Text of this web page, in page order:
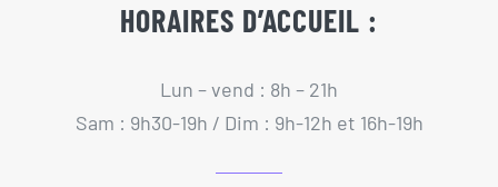
HORAIRES D’ACCUEIL :
Lun – vend : 8h – 21h
Sam : 9h30-19h / Dim : 9h-12h et 16h-19h